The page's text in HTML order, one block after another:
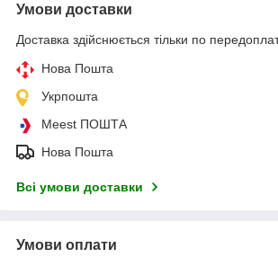
Умови доставки
Доставка здійснюється тільки по
Нова Пошта
Укрпошта
Meest ПОШТА
Нова Пошта
Всі умови доставки
Умови оплати